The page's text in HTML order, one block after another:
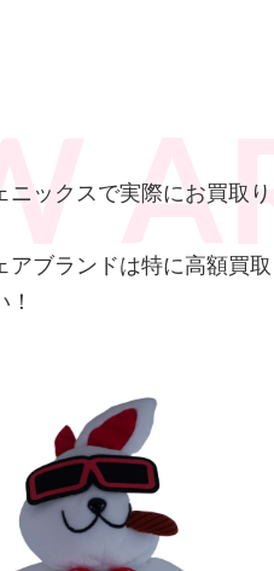
ックスで実際にお買取
ブランドは特に高額買